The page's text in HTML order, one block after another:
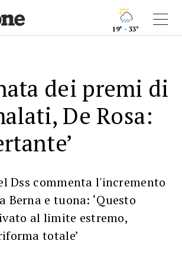
19° - 33°
dei premi di
De Rosa:
Dss commenta l'incremento
Berna e tuona: ‘Questo
al limite estremo,
totale’